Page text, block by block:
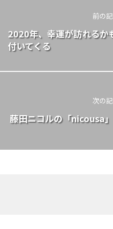
前の
2020年、幸運が訪れる
付いてくる
次の
藤田ニコルの「nicousa